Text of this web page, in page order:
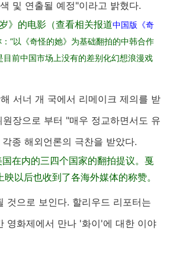
및 연출될 예정"이라고 밝혔다.
》的电影（查看相关报道中国版《奇
”以《奇怪的她》为基础翻拍的中韩合作
前中国市场上没有的差别化幻想浪漫戏
서너 개 국에서 리메이크 제의를 받
장으로 부터 "매우 정교하면서도 유
종 해외언론의 극찬을 받았다.
在内的三四个国家的翻拍提议。戛
以后也收到了各海外媒体的称赞。
것으로 보인다. 할리우드 리포터는
영화제에서 만나 '화이'에 대한 이야